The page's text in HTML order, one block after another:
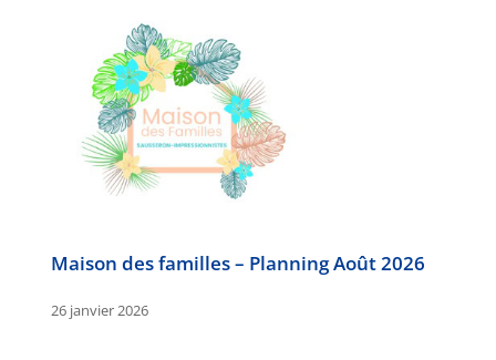
Maison des familles – Planning Août 2026
26 janvier 2026